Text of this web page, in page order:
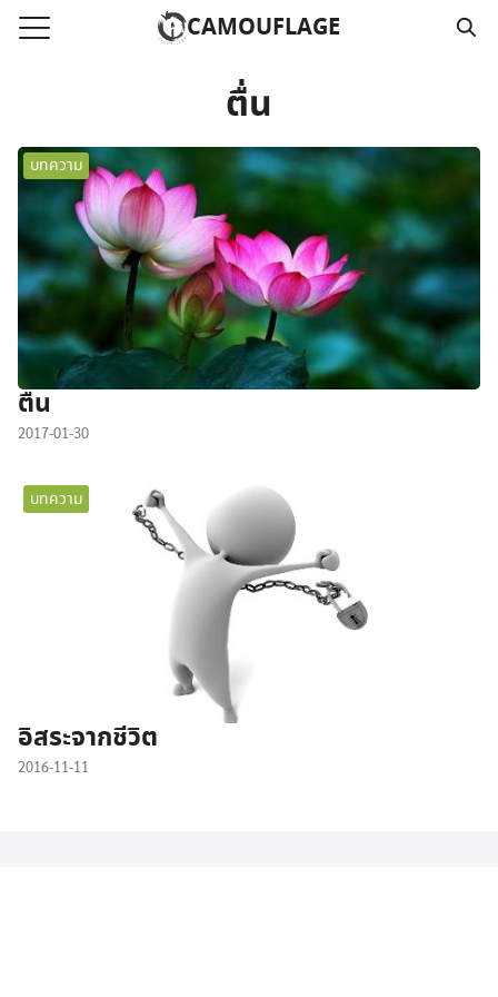
Skip
CAMOUFLAGE
ก
ามคลิปเสียงธรรม
หลด MP3
สือออนไลน์
ม
ตื่น
บทความ
ตื่น
2017-01-30
บทความ
อิสระจากชีวิต
2016-11-11